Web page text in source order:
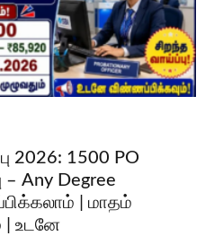
2026: 1500 PO
– Any Degree
| மாதம்
| உடனே